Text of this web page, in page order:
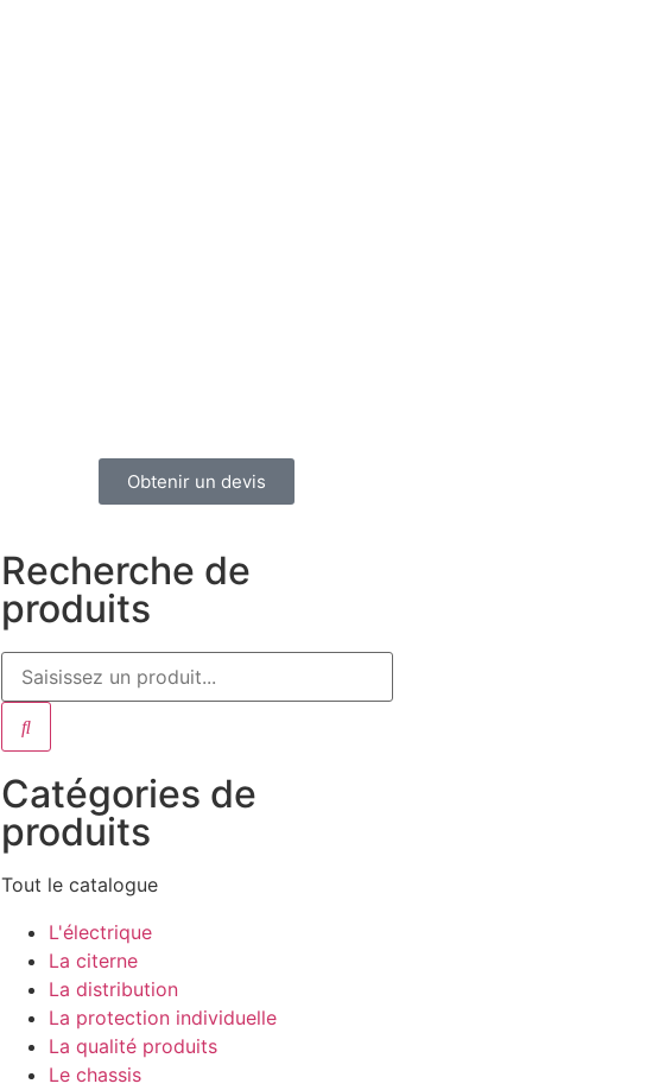
Obtenir un devis
Recherche de
produits
Catégories de
produits
Tout le catalogue
L'électrique
La citerne
La distribution
La protection individuelle
La qualité produits
Le chassis